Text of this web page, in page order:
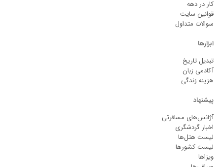
کار در دهه
قوانین سایت
سوالات متداول
ابزارها
تبدیل تاریخ
آکادمی زبان
هزینه زندگی
پیشنهاد
آژانس‌های مسافرتی
اخبار گردشگری
لیست هتل‌ها
لیست کشورها
ویزاها